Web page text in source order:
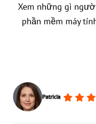
Xem những gì
phần mềm máy
Patricia